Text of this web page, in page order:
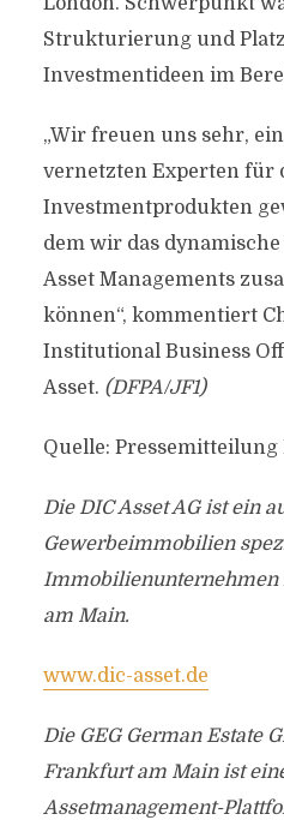
Strukturierung und
Investmentideen im
„Wir freuen uns sehr,
vernetzten Experten für
Investmentprodukten
dem wir das
Asset Managements
können“, kommentiert
Institutional Business
Asset. (DFPA/JF1)
Quelle: Pressemitteilung
Die DIC Asset AG ist ein
Gewerbeimmobilien
am Main.
www.dic-asset.de
Die GEG German Estate
Frankfurt am Main ist
Assetmanagement-